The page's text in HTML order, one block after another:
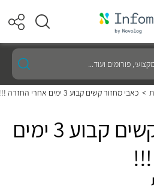
> כאבי מחזור קשים קבוע 3 ימים אחרי החזרה !!!
כאבי מחזור קשים קבוע 3 ימים